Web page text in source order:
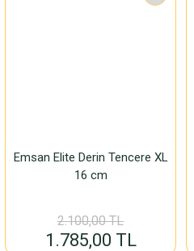
Emsan Elite Derin Tencere XL
16 cm
2.100,00 TL
1.785,00 TL